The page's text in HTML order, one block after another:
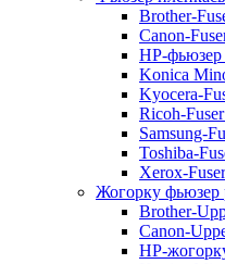
Brother-
Canon-
HP-
Konica
Kyocera-
Ricoh-
Samsung-
Toshiba-
Xerox-
Жогорку фьюзер
Brother-
Canon-
HP-